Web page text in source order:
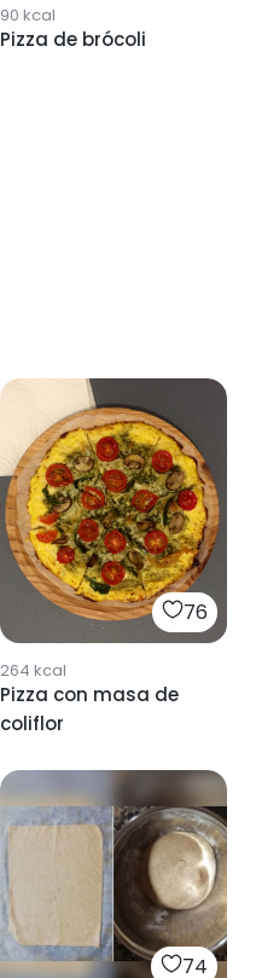
90 kcal
Pizza de brócoli
76
264 kcal
Pizza con masa de
coliflor
74